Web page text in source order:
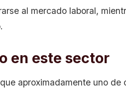
al mercado laboral,
en este sector
aproximadamente uno de